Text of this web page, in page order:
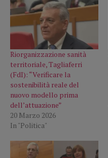
Riorganizzazione sanità
territoriale, Tagliaferri
(FdI): “Verificare la
sostenibilità reale del
nuovo modello prima
dell’attuazione”
20 Marzo 2026
In "Politica"